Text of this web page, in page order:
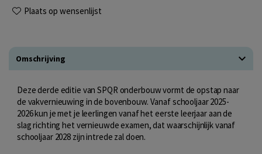
Plaats op wensenlijst
Omschrijving
Deze derde editie van SPQR onderbouw vormt de opstap naar
de vakvernieuwing in de bovenbouw. Vanaf schooljaar 2025-
2026 kun je met je leerlingen vanaf het eerste leerjaar aan de
slag richting het vernieuwde examen, dat waarschijnlijk vanaf
schooljaar 2028 zijn intrede zal doen.